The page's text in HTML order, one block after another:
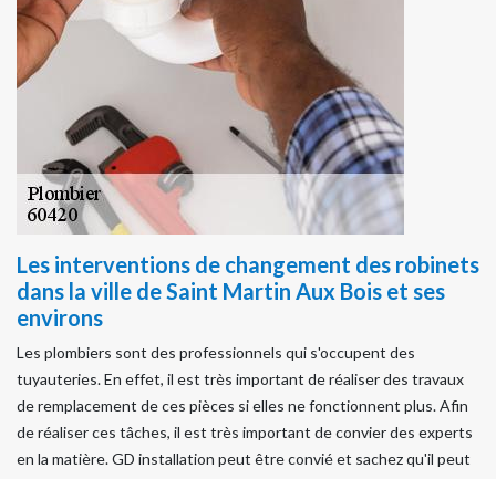
Les interventions de changement des robinets
dans la ville de Saint Martin Aux Bois et ses
environs
Les plombiers sont des professionnels qui s'occupent des
tuyauteries. En effet, il est très important de réaliser des travaux
de remplacement de ces pièces si elles ne fonctionnent plus. Afin
de réaliser ces tâches, il est très important de convier des experts
en la matière. GD installation peut être convié et sachez qu'il peut